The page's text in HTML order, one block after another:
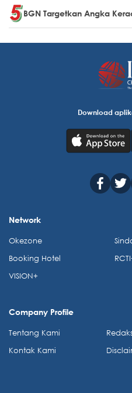
BGN Targetkan Angka
Download
Network
Okezone
Booking Hotel
VISION+
Company Profile
Tentang Kami
Kontak Kami